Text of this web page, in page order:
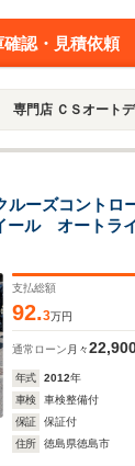
確認・見積依頼
Ｓオートディーラー 柏イン
ーズコントロ
ール オート
ミラー 盗難防
支払総額
92.3万円
通常ローン 月々
年式 2012年
車検
車検整備付
保証
保証付
住所
徳島県徳島市